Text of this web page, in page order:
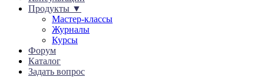
Продукты ▼
Мастер-классы
Журналы
Курсы
Форум
Каталог
Задать вопрос